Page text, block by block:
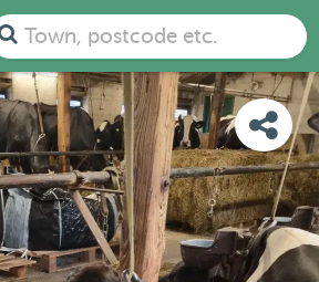
Town, postcode etc.